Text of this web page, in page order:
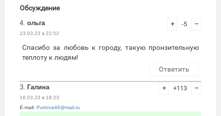
Обсуждение
4. ольга
23.03.23 в 22:52
+ -5 –
Спасибо за любовь к городу, такую пронзительную
теплоту к людям!
Ответить
3. Галина
16.03.23 в 18:23
E-mail: Purtova46@mail.ru
+ +113 –